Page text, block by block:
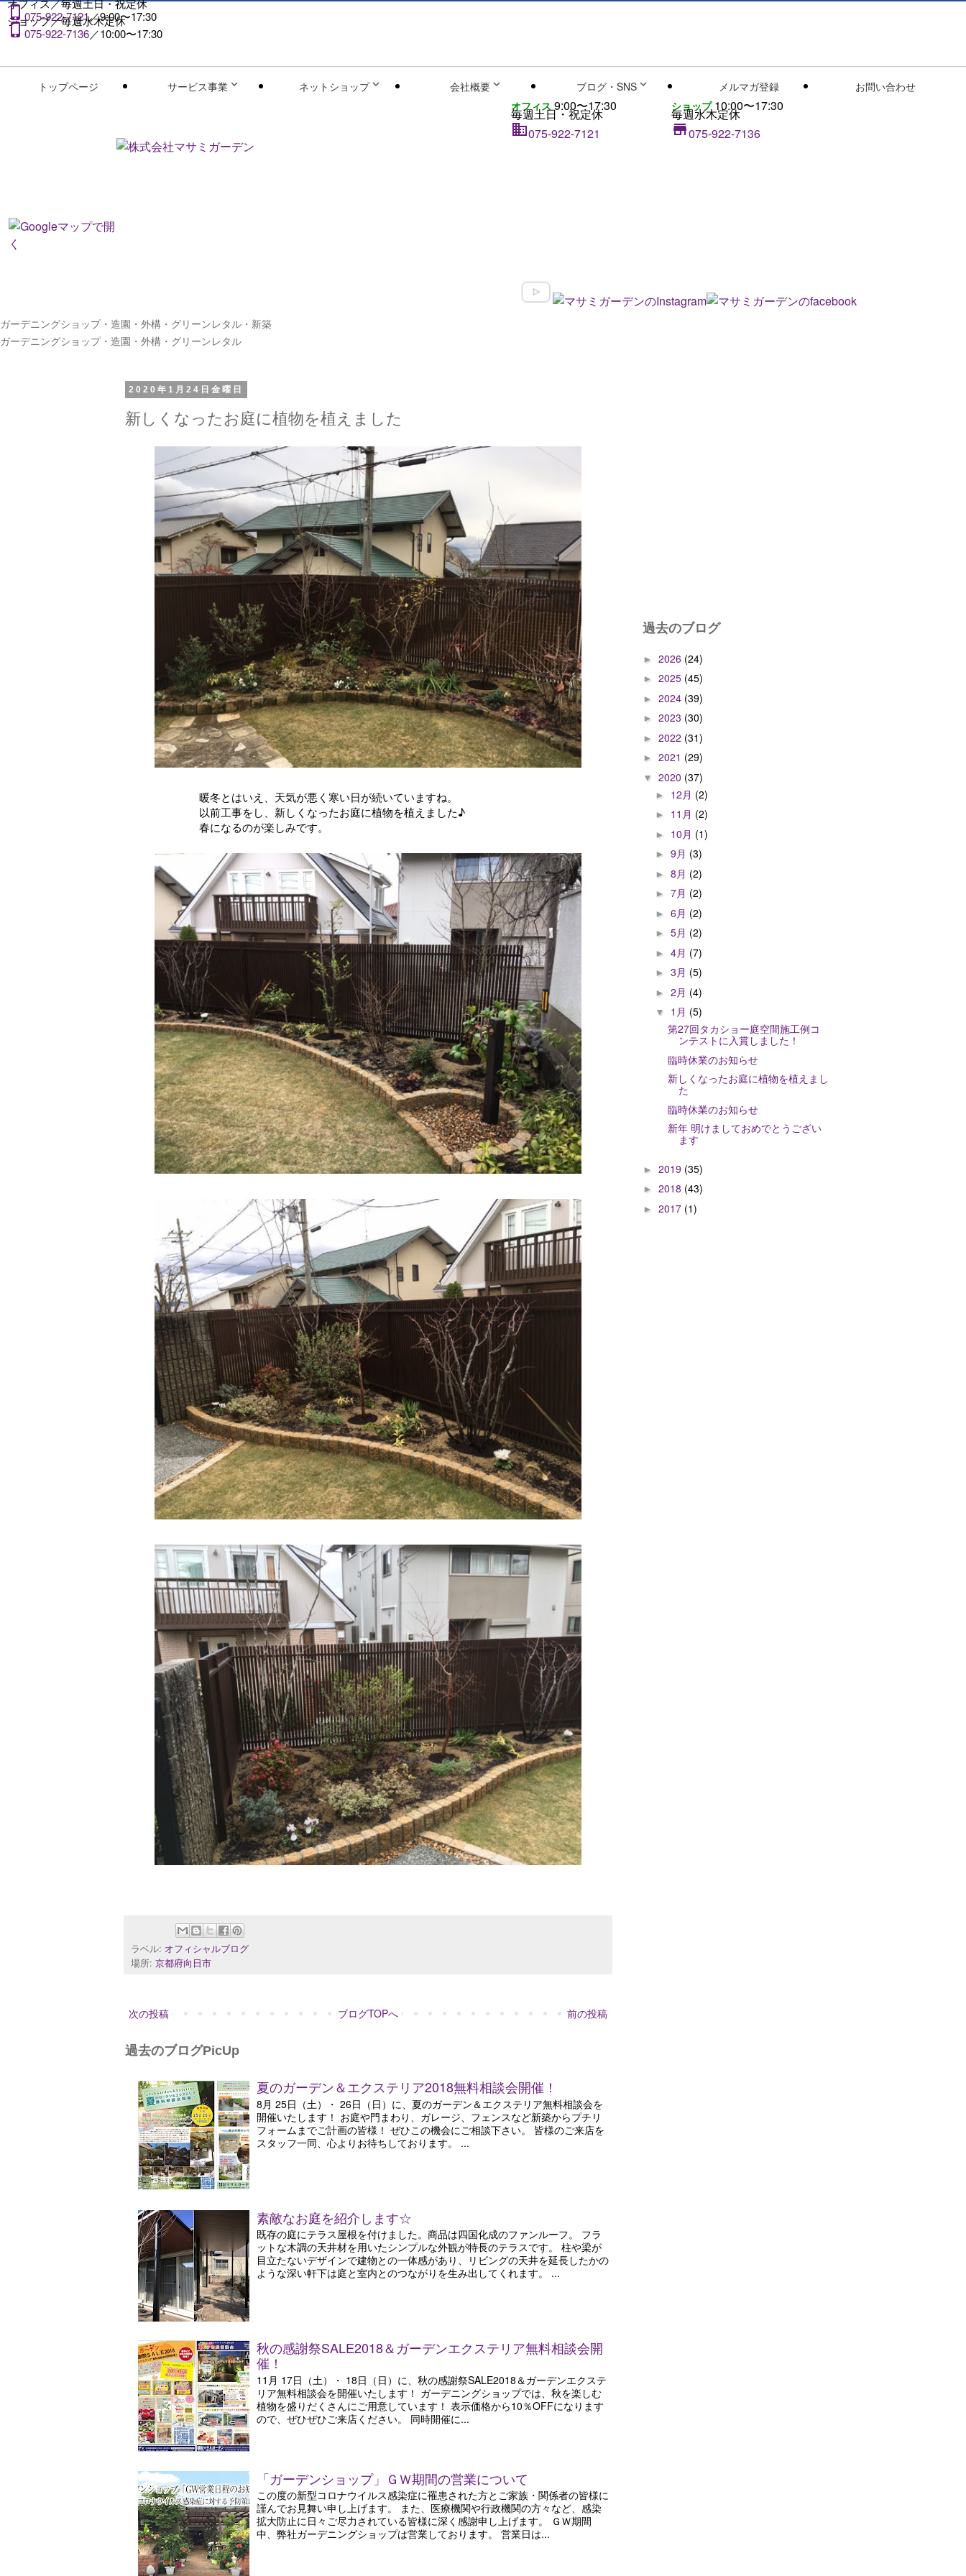
トップページ サービス事業  ネットショップ 会社概要  ブログ・SNS メルマガ登録 お問い合わせ
オフィス／毎週土日・祝定休
075-922-7121／9:00〜17:30
ショップ／毎週水木定休
075-922-7136／10:00〜17:30
オフィス9:00〜17:30
毎週土日・祝定休
075-922-7121
ショップ10:00〜17:30
毎週水木定休
075-922-7136
ガーデニングショップ・造園・外構・グリーンレタル・新築
ガーデニングショップ・造園・外構・グリーンレタル
2020年1月24日金曜日
新しくなったお庭に植物を植えました
暖冬とはいえ、天気が悪く寒い日が続いていますね。
以前工事をし、新しくなったお庭に植物を植えました♪
春になるのが楽しみです。
ラベル: オフィシャルブログ
場所: 京都府向日市
次の投稿 前の投稿
ブログTOPへ
過去のブログPicUp
夏のガーデン＆エクステリア2018無料相談会開催！
8月 25日（土）・ 26日（日）に、夏のガーデン＆エクステリア無料相談会を
開催いたします！ お庭や門まわり、ガレージ、フェンスなど新築からプチリ
フォームまでご計画の皆様！ ぜひこの機会にご相談下さい。 皆様のご来店を
スタッフ一同、心よりお待ちしております。 ...
素敵なお庭を紹介します☆
既存の庭にテラス屋根を付けました。商品は四国化成のファンルーフ。 フラ
ットな木調の天井材を用いたシンプルな外観が特長のテラスです。 柱や梁が
目立たないデザインで建物との一体感があり、リビングの天井を延長したかの
ような深い軒下は庭と室内とのつながりを生み出してくれます。 ...
秋の感謝祭SALE2018＆ガーデンエクステリア無料相談会開
催！
11月 17日（土）・ 18日（日）に、秋の感謝祭SALE2018＆ガーデンエクステ
リア無料相談会を開催いたします！ ガーデニングショップでは、秋を楽しむ
植物を盛りだくさんにご用意しています！ 表示価格から10％OFFになります
ので、ぜひぜひご来店ください。 同時開催に...
「ガーデンショップ」ＧＷ期間の営業について
この度の新型コロナウイルス感染症に罹患された方とご家族・関係者の皆様に
謹んでお見舞い申し上げます。 また、医療機関や行政機関の方々など、感染
拡大防止に日々ご尽力されている皆様に深く感謝申し上げます。 ＧＷ期間
中、弊社ガーデニングショップは営業しております。 営業日は...
過去のブログ
► 2026 (24)
► 2025 (45)
► 2024 (39)
► 2023 (30)
► 2022 (31)
► 2021 (29)
▼ 2020 (37)
► 12月 (2)
► 11月 (2)
► 10月 (1)
► 9月 (3)
► 8月 (2)
► 7月 (2)
► 6月 (2)
► 5月 (2)
► 4月 (7)
► 3月 (5)
► 2月 (4)
▼ 1月 (5)
第27回タカショー庭空間施工例コ
ンテストに入賞しました！
臨時休業のお知らせ
新しくなったお庭に植物を植えまし
た
臨時休業のお知らせ
新年 明けましておめでとうござい
ます
► 2019 (35)
► 2018 (43)
► 2017 (1)